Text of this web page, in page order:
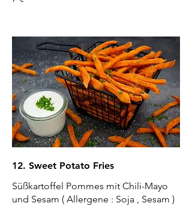
12. Sweet Potato Fries
Süßkartoffel Pommes mit Chili-Mayo
und Sesam ( Allergene : Soja , Sesam )